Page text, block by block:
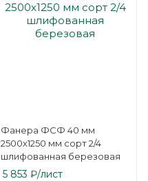
Фанера ФСФ 40 мм
2500х1250 мм сорт 2/4
шлифованная березовая
5 853 ₽/лист